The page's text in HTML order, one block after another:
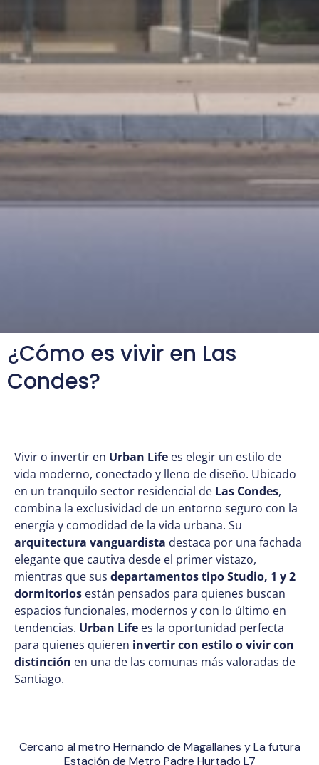
¿Cómo es vivir en Las
Condes?
Vivir o invertir en Urban Life es elegir un estilo de
vida moderno, conectado y lleno de diseño. Ubicado
en un tranquilo sector residencial de Las Condes,
combina la exclusividad de un entorno seguro con la
energía y comodidad de la vida urbana. Su
arquitectura vanguardista destaca por una fachada
elegante que cautiva desde el primer vistazo,
mientras que sus departamentos tipo Studio, 1 y 2
dormitorios están pensados para quienes buscan
espacios funcionales, modernos y con lo último en
tendencias. Urban Life es la oportunidad perfecta
para quienes quieren invertir con estilo o vivir con
distinción en una de las comunas más valoradas de
Santiago.
Cercano al metro Hernando de Magallanes y La futura
Estación de Metro Padre Hurtado L7